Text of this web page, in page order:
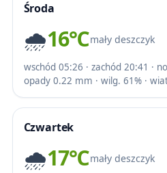
Środa
🌧️16℃mały deszczyk
wschód 05:26 · zachód 20:41 ·
opady 0.22 mm · wilg. 61% ·
Czwartek
🌧️17℃mały deszczyk